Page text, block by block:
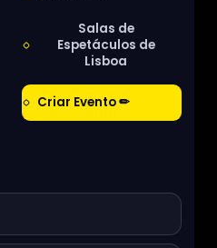
Salas de
Espetáculos de
Lisboa
Criar Evento ✏